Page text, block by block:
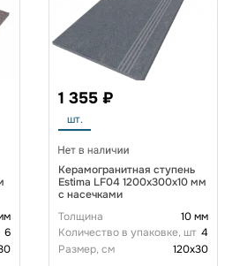
6
1 355 ₽
шт.
Керамогранитная ступень
Estima LF04 1200x300x10 мм
с насечками
Толщина
10 мм
Количество в упаковке, шт 4
Размер, см
120x30